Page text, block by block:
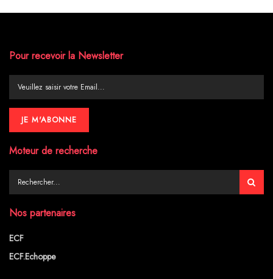
Pour recevoir la Newsletter
Moteur de recherche
Nos partenaires
ECF
ECF.Echoppe